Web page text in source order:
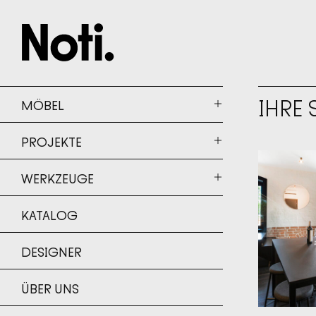
MÖBEL
PROJEKTE
WERKZEUGE
KATALOG
DESIGNER
ÜBER UNS
IHRE
DETAILS
DETAILS
↘
HOHE
HOHE